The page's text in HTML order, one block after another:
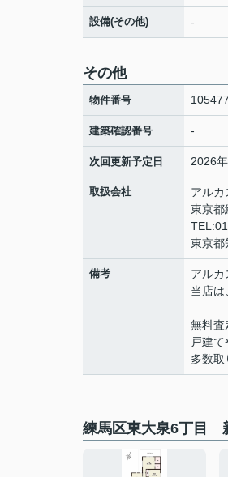
設備(その他) -
その他
物件番号
建築確認番号 -
次回更新予定日 2026
取扱会社
アル
東京都
東京都
備考
アルカ
当店は
無料査
戸建
多数取
練馬区東大泉6丁目